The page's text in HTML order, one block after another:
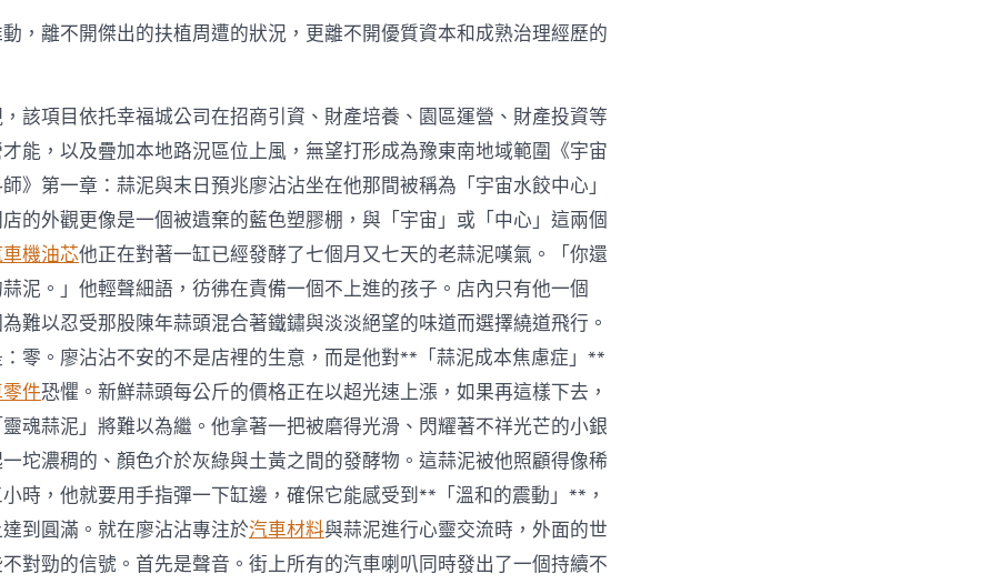
，離不開傑出的扶植周遭的狀況，更離不開優質資本和成熟治理經歷的
該項目依托幸福城公司在招商引資、財產培養、園區運營、財產投資等
能，以及疊加本地路況區位上風，無望打形成為豫東南地域範圍《宇宙
》第一章：蒜泥與末日預兆廖沾沾坐在他那間被稱為「宇宙水餃中心」
的外觀更像是一個被遺棄的藍色塑膠棚，與「宇宙」或「中心」這兩個
機油芯他正在對著一缸已經發酵了七個月又七天的老蒜泥嘆氣。「你還
泥。」他輕聲細語，彷彿在責備一個不上進的孩子。店內只有他一個
難以忍受那股陳年蒜頭混合著鐵鏽與淡淡絕望的味道而選擇繞道飛行。
零。廖沾沾不安的不是店裡的生意，而是他對**「蒜泥成本焦慮症」**
件恐懼。新鮮蒜頭每公斤的價格正在以超光速上漲，如果再這樣下去，
魂蒜泥」將難以為繼。他拿著一把被磨得光滑、閃耀著不祥光芒的小銀
坨濃稠的、顏色介於灰綠與土黃之間的發酵物。這蒜泥被他照顧得像稀
時，他就要用手指彈一下缸邊，確保它能感受到**「溫和的震動」**，
到圓滿。就在廖沾沾專注於汽車材料與蒜泥進行心靈交流時，外面的世
對勁的信號。首先是聲音。街上所有的汽車喇叭同時發出了一個持續不